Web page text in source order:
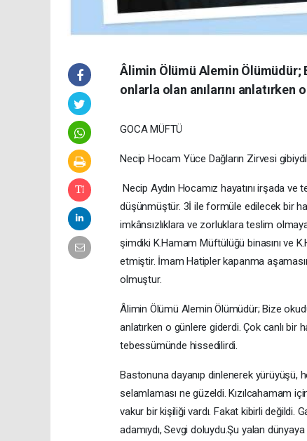
Âlimin Ölümü Alemin Ölümüdür;
onlarla olan anılarını anlatırken
GOCA MÜFTÜ
Necip Hocam Yüce Dağların Zirvesi
Necip Aydın Hocamız hayatını irşada
düşünmüştür. 3İ ile formüle edilecek bir
imkânsızlıklara ve zorluklara teslim
şimdiki K.Hamam Müftülüğü binasını ve
etmiştir. İmam Hatipler kapanma
olmuştur.
Âlimin Ölümü Alemin Ölümüdür; Bize
anlatırken o günlere giderdi. Çok canlı bir
tebessümünde hissedilirdi.
Bastonuna dayanıp dinlenerek yürüyüşü,
selamlaması ne güzeldi. Kızılcahamam
vakur bir kişiliği vardı. Fakat kibirli değildi.
adamıydı, Sevgi doluydu.Şu yalan